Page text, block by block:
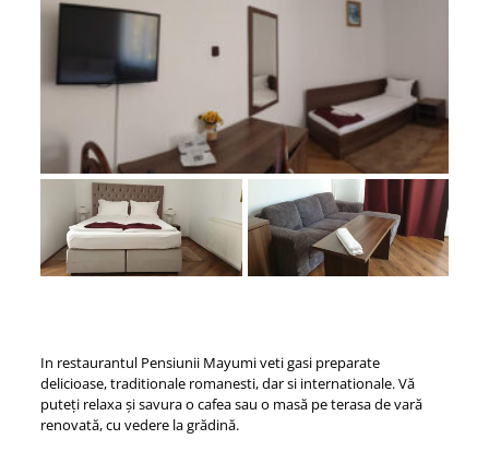
In restaurantul Pensiunii Mayumi veti gasi preparate
delicioase, traditionale romanesti, dar si internationale. Vă
puteți relaxa și savura o cafea sau o masă pe terasa de vară
renovată, cu vedere la grădină.